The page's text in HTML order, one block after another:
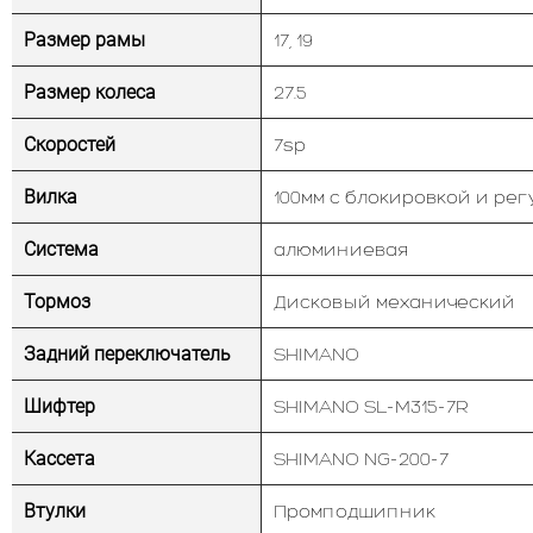
Размер рамы 17, 19
Размер колеса 27.5
Скоростей 7sp
Вилка 100мм с блокировкой и
Система алюминиевая
Тормоз Дисковый механический
Задний переключатель SHIMANO
Шифтер SHIMANO SL-M315-7R
Кассета SHIMANO NG-200-7
Втулки Промподшипник